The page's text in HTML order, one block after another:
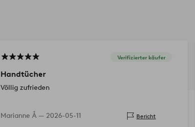
Verifizierter käufer
Handtücher
Völlig zufrieden
Marianne Å — 2026-05-11 Bericht